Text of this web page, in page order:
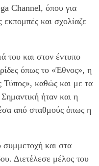
Channel, όπου για
εκπομπές και σχολίαζε
του και στον έντυπο
όπως το «Έθνος», η
Τύπος», καθώς και με τα
ήταν και η
από σταθμούς όπως η
και στα
Διετέλεσε μέλος του